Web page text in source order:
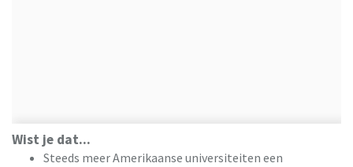
Wist je dat...
Steeds meer Amerikaanse universiteiten een